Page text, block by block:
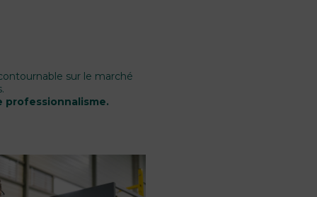
sur le marché
professionnalisme.